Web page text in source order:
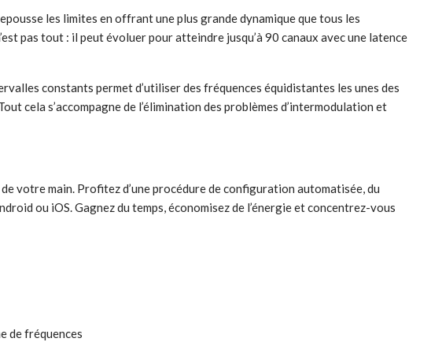
les limites en offrant une plus grande dynamique que tous les
pas tout : il peut évoluer pour atteindre jusqu’à 90 canaux avec une latence
constants permet d’utiliser des fréquences équidistantes les unes des
cela s’accompagne de l’élimination des problèmes d’intermodulation et
votre main. Profitez d’une procédure de configuration automatisée, du
ou iOS. Gagnez du temps, économisez de l’énergie et concentrez-vous
de fréquences